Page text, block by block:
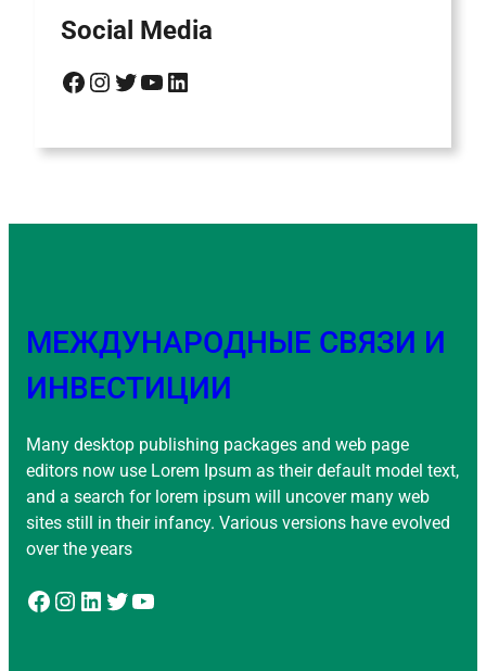
Social Media
Facebook Instagram Twitter YouTube LinkedIn
МЕЖДУНАРОДНЫЕ СВЯЗИ И
ИНВЕСТИЦИИ
Many desktop publishing packages and web page
editors now use Lorem Ipsum as their default model text,
and a search for lorem ipsum will uncover many web
sites still in their infancy. Various versions have evolved
over the years
Facebook Instagram LinkedIn Twitter YouTube